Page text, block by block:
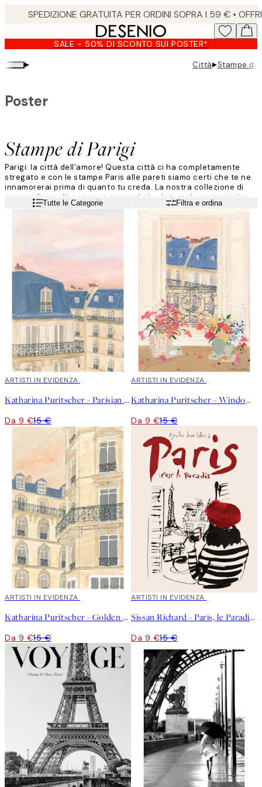
content.
SALE - 50% DI SCONTO SUI POSTER*
▸ Città▸Stampe di
Stampe di Parigi
Poster
Parigi: la città dell'amore! Questa città ci ha completamente
stregato e con le stampe Paris alle pareti siamo certi che te ne
innamorerai prima di quanto tu creda. La nostra collezione di
stampe Paria offre stampe tipografiche, fotografie romantiche
sia a colori sia in bianco e nero, oltre a illustrazioni grafiche, che
ritraggono tutte belle opere architettoniche e attrazioni ben
Leggi di piùTutte le Categorie Filtra e ordina
40%*
ARTISTI IN EVIDENZA
Katharina Puritscher - Parisian Sky Poster
Da 9 €15 €
40%*
ARTISTI IN EVIDENZA
Katharina Puritscher - Window With a View Poster
Da 9 €15 €
40%*
ARTISTI IN EVIDENZA
Katharina Puritscher - Golden Hour Building Poster
Da 9 €15 €
40%*
ARTISTI IN EVIDENZA
Sissan Richard - Paris, le Paradis Poster
Da 9 €15 €